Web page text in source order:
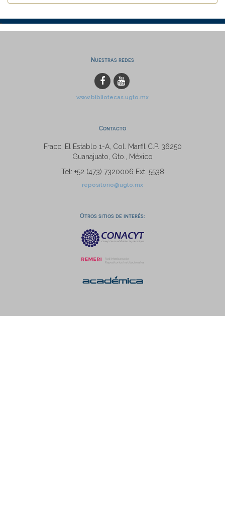
Nuestras redes
www.bibliotecas.ugto.mx
Contacto
Fracc. El Establo 1-A, Col. Marfil C.P. 36250
Guanajuato, Gto., México
Tel: +52 (473) 7320006 Ext. 5538
repositorio@ugto.mx
Otros sitios de interés: